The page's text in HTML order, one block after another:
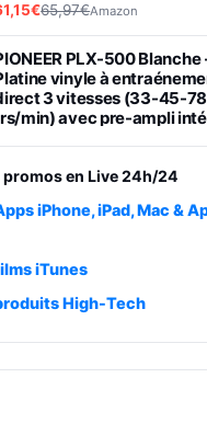
65,97€Amazon
PLX-500 Blanche
vinyle à
3 vitesses (33-45-78
min) avec pre-ampli
SAMSUNG
SAMSUNG
Violet 256Go
1240,43€Fnac
promos en Live 24h/24
iPhone, iPad, Mac &
iTunes
High-Tech